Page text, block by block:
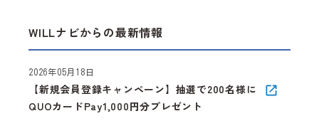
WILLナビからの最新情報
【新規会員登録キャンペーン】抽選で200名様に
QUOカードPay1,000円分プレゼント
2026年05月18日